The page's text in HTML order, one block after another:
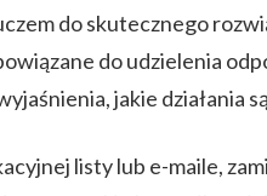
do skutecznego
do udzielenia
jakie działania
listy lub e-maile,